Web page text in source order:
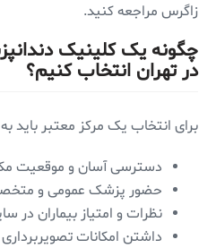
زاگرس مراجعه کنید.
چگونه یک کلینیک
در تهران انتخاب کنیم؟
برای انتخاب یک مرکز معتبر باید
دسترسی آسان و موقعیت
حضور پزشک عمومی و
نظرات و امتیاز بیماران در
داشتن امکانات